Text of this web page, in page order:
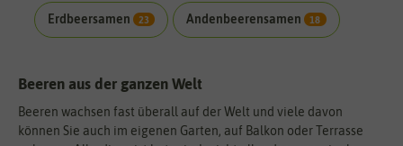
Erdbeersamen 23 Andenbeerensamen 18
Beeren aus der ganzen Welt
Beeren wachsen fast überall auf der Welt und viele davon
können Sie auch im eigenen Garten, auf Balkon oder Terrasse